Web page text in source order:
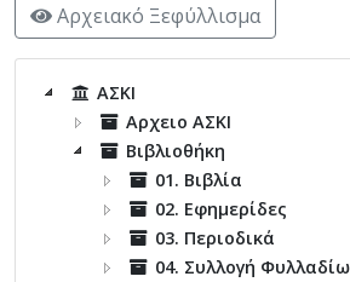
Αρχειακό Ξεφύλλισμα
ΑΣΚΙ
Αρχειο ΑΣΚΙ
Βιβλιοθήκη
01. Βιβλία
02. Εφημερίδες
03. Περιοδικά
04. Συλλογή